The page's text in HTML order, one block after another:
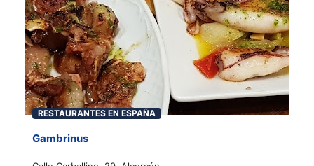
RESTAURANTES EN ESPAÑA
Gambrinus